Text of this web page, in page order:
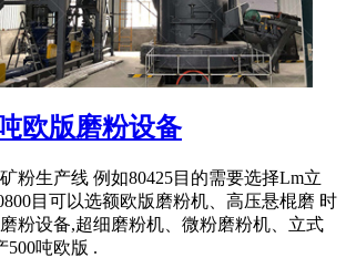
欧版磨粉设备
粉生产线 例如80425目的需要选择Lm立
目可以选额欧版磨粉机、高压悬棍磨 时
粉设备,超细磨粉机、微粉磨粉机、立式
500吨欧版 .